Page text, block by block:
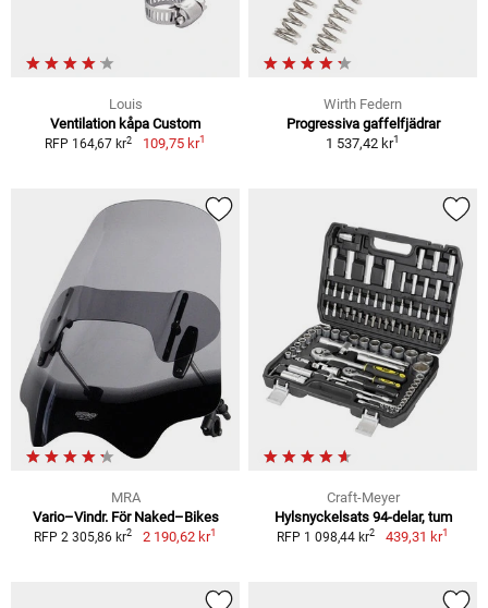
Louis
Ventilation kåpa Custom
RFP 164,67 kr2 109,75 kr1
Wirth Federn
Progressiva gaffelfjädrar
1 537,42 kr1
MRA
Vario–Vindr. För Naked–Bikes
RFP 2 305,86 kr2 2 190,62 kr1
Craft-Meyer
Hylsnyckelsats 94-delar, tum
RFP 1 098,44 kr2 439,31 kr1